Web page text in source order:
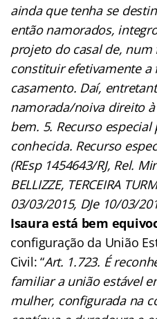
ainda que tenha se
então namorados,
projeto do casal de,
constituir efetivamente
casamento. Daí,
namorada/noiva direito
bem. 5. Recurso
conhecida. Recurso
(REsp 1454643/RJ, Rel.
BELLIZZE, TERCEIRA
03/03/2015, DJe 10/03/
Isaura está bem
configuração da União
Civil: “Art. 1.723. É
familiar a união estável
mulher, configurada na